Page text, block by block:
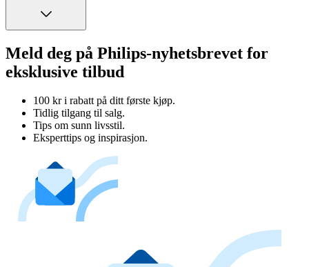
Meld deg på Philips-nyhetsbrevet for
eksklusive tilbud
100 kr i rabatt på ditt første kjøp.
Tidlig tilgang til salg.
Tips om sunn livsstil.
Eksperttips og inspirasjon.